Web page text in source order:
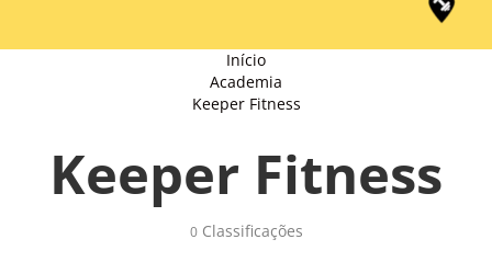
Início
Academia
Keeper Fitness
Keeper Fitness
0Classificações